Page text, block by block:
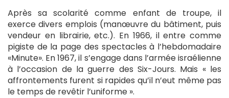
Après sa scolarité comme enfant de troupe, il
exerce divers emplois (manœuvre du bâtiment, puis
vendeur en librairie, etc.). En 1966, il entre comme
pigiste de la page des spectacles à l’hebdomadaire
«Minute». En 1967, il s’engage dans l’armée israélienne
à l’occasion de la guerre des Six-Jours. Mais « les
affrontements furent si rapides qu’il n’eut même pas
le temps de revêtir l’uniforme ».